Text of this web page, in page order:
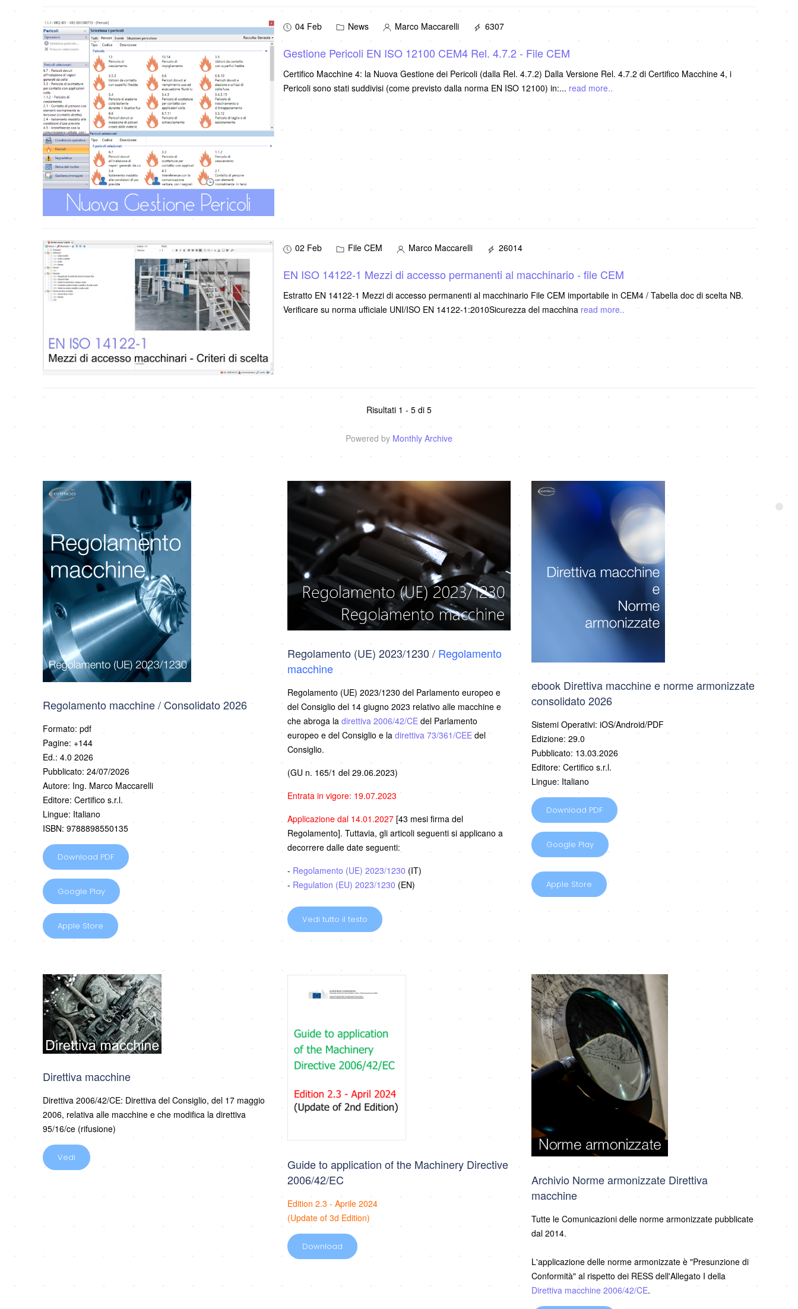
04 Feb News Marco Maccarelli 6307
Gestione Pericoli EN ISO 12100 CEM4 Rel. 4.7.2 - File CEM
Certifico Macchine 4: la Nuova Gestione dei Pericoli (dalla Rel. 4.7.2) Dalla Versione Rel. 4.7.2 di Certifico Macchine 4, i
Pericoli sono stati suddivisi (come previsto dalla norma EN ISO 12100) in:... read more..
02 Feb File CEM Marco Maccarelli 26014
EN ISO 14122-1 Mezzi di accesso permanenti al macchinario - file CEM
Estratto EN 14122-1 Mezzi di accesso permanenti al macchinario File CEM importabile in CEM4 / Tabella doc di scelta NB.
Verificare su norma ufficiale UNI/ISO EN 14122-1:2010Sicurezza del macchina read more..
Risultati 1 - 5 di 5
Powered by Monthly Archive
Regolamento macchine / Consolidato 2026
Formato: pdf
Pagine: +144
Ed.: 4.0 2026
Pubblicato: 24/07/2026
Autore: Ing. Marco Maccarelli
Editore: Certifico s.r.l.
Lingue: Italiano
ISBN: 9788898550135
Download PDF
Google Play
Apple Store
Regolamento (UE) 2023/1230 / Regolamento
macchine
Regolamento (UE) 2023/1230 del Parlamento europeo e
del Consiglio del 14 giugno 2023 relativo alle macchine e
che abroga la direttiva 2006/42/CEdel Parlamento
europeo e del Consiglio e la direttiva 73/361/CEEdel
Consiglio.
(GU n. 165/1 del 29.06.2023)
Entrata in vigore: 19.07.2023
Applicazione dal 14.01.2027 [43 mesi firma del
Regolamento]. Tuttavia, gli articoli seguenti si applicano a
decorrere dalle date seguenti:
- Regolamento (UE) 2023/1230 (IT)
- Regulation (EU) 2023/1230 (EN)
Vedi tutto il testo
ebook Direttiva macchine e norme armonizzate
consolidato 2026
Sistemi Operativi: iOS/Android/PDF
Edizione: 29.0
Pubblicato: 13.03.2026
Editore: Certifico s.r.l.
Lingue: Italiano
Download PDF
Google Play
Apple Store
Direttiva macchine
Direttiva 2006/42/CE: Direttiva del Consiglio, del 17 maggio
2006, relativa alle macchine e che modifica la direttiva
95/16/ce (rifusione)
Vedi
Guide to application of the Machinery Directive
2006/42/EC
Edition 2.3 - Aprile 2024
(Update of 3d Edition)
Download
Archivio Norme armonizzate Direttiva
macchine
Tutte le Comunicazioni delle norme armonizzate pubblicate
dal 2014.
L'applicazione delle norme armonizzate è "Presunzione di
Conformità" al rispetto dei RESS dell'Allegato I della
Direttiva macchine 2006/42/CE.